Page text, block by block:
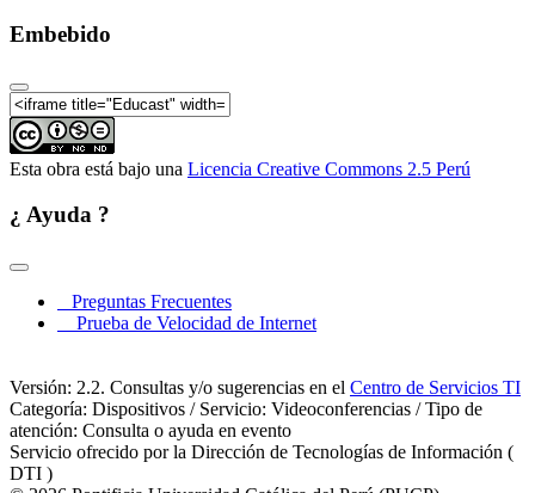
Embebido
Esta obra está bajo una Licencia Creative Commons 2.5 Perú
¿ Ayuda ?
Preguntas Frecuentes
Prueba de Velocidad de Internet
Versión: 2.2. Consultas y/o sugerencias en el Centro de Servicios TI
Categoría: Dispositivos / Servicio: Videoconferencias / Tipo de
atención: Consulta o ayuda en evento
Servicio ofrecido por la Dirección de Tecnologías de Información (
DTI )